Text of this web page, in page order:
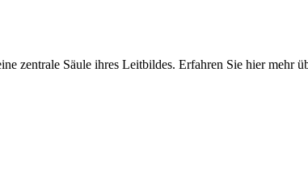
zentrale Säule ihres Leitbildes. Erfahren Sie hier mehr